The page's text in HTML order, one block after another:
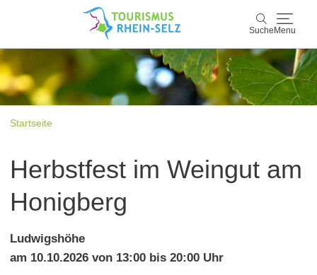
Suche Menu
Suche
Rhein-Selz
Startseite
Herbstfest im Weingut am
Honigberg
Ludwigshöhe
am 10.10.2026 von 13:00 bis 20:00 Uhr